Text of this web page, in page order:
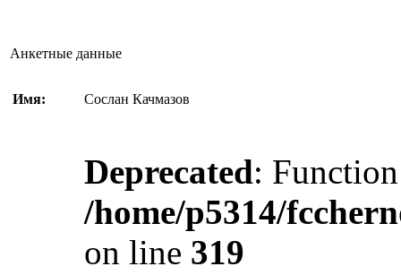
Анкетные данные
Имя: Сослан Качмазов
Deprecated:
/home/p5314/
on line 319